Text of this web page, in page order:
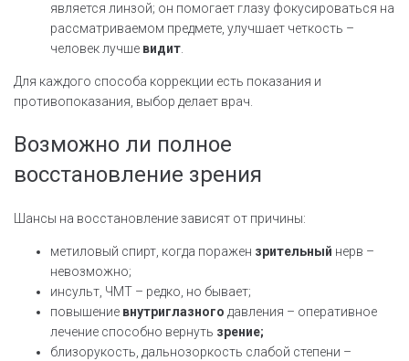
является линзой; он помогает глазу фокусироваться на
рассматриваемом предмете, улучшает четкость –
человек лучше видит.
Для каждого способа коррекции есть показания и
противопоказания, выбор делает врач.
Возможно ли полное
восстановление зрения
Шансы на восстановление зависят от причины:
метиловый спирт, когда поражен зрительный нерв –
невозможно;
инсульт, ЧМТ – редко, но бывает;
повышение внутриглазного давления – оперативное
лечение способно вернуть зрение;
близорукость, дальнозоркость слабой степени –